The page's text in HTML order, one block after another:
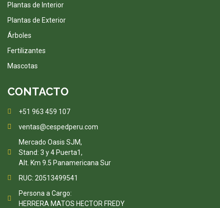
Plantas de Interior
Plantas de Exterior
Árboles
Fertilizantes
Mascotas
CONTACTO
+51 963 459 107
ventas@cespedperu.com
Mercado Oasis SJM,
Stand: 3 y 4 Puerta1,
Alt. Km 9.5 Panamericana Sur
RUC: 20513499541
Persona a Cargo:
HERRERA MATOS HECTOR FREDY